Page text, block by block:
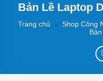
Bản Lề Laptop
Trang chủ » Shop Công